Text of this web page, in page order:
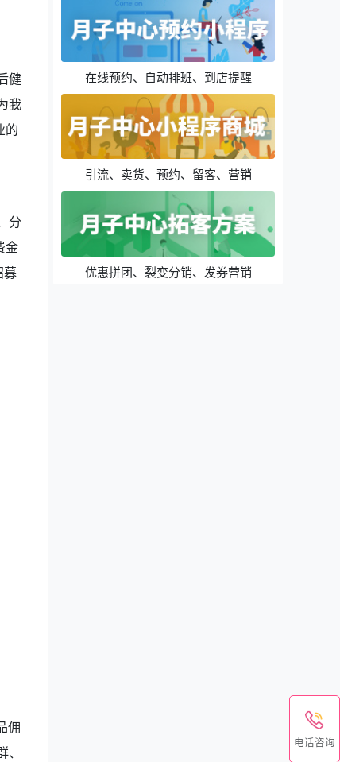
健
我
的
分
金
募
佣
在线预约、自动排班、到店提醒
引流、卖货、预约、留客、营销
优惠拼团、裂变分销、发券营销
电话咨询